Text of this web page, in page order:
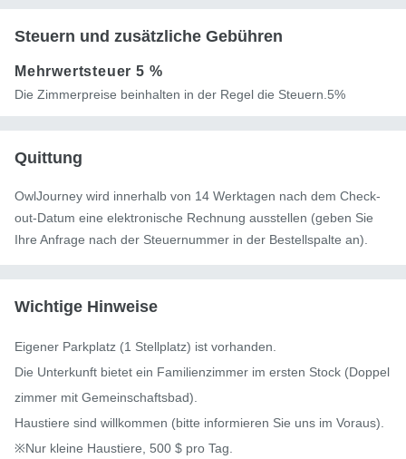
Steuern und zusätzliche Gebühren
Mehrwertsteuer5 %
Die Zimmerpreise beinhalten in der Regel die Steuern.5%
Quittung
OwlJourney wird innerhalb von 14 Werktagen nach dem Check-
out-Datum eine elektronische Rechnung ausstellen (geben Sie
Ihre Anfrage nach der Steuernummer in der Bestellspalte an).
Wichtige Hinweise
Eigener Parkplatz (1 Stellplatz) ist vorhanden.
Die Unterkunft bietet ein Familienzimmer im ersten Stock (Doppel
zimmer mit Gemeinschaftsbad).
Haustiere sind willkommen (bitte informieren Sie uns im Voraus).
※Nur kleine Haustiere, 500 $ pro Tag.